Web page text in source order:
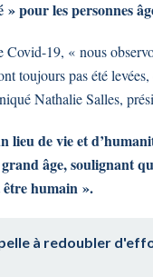
pour les personnes
19, « nous
toujours pas été
Nathalie Salles,
lieu de vie et
âge, soulignant
humain ».
à redoubler